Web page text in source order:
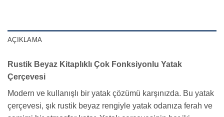
AÇIKLAMA
Rustik Beyaz Kitaplıklı Çok Fonksiyonlu Yatak
Çerçevesi
Modern ve kullanışlı bir yatak çözümü karşınızda. Bu yatak
çerçevesi, şık rustik beyaz rengiyle yatak odanıza ferah ve